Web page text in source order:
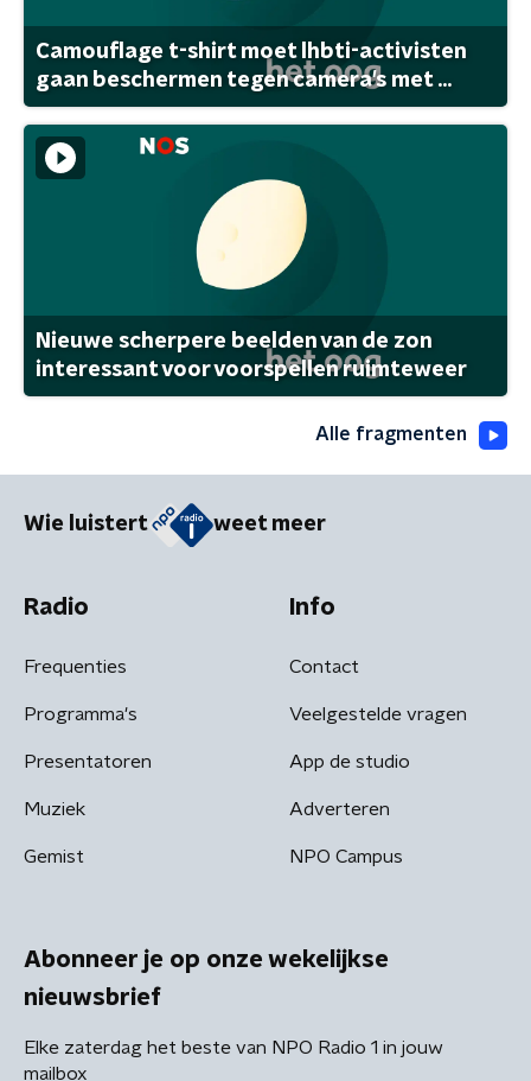
Camouflage t-shirt moet lhbti-activisten
gaan beschermen tegen camera's met ...
Nieuwe scherpere beelden van de zon
interessant voor voorspellen ruimteweer
Alle fragmenten
Wie luistert weet meer
Radio
Frequenties
Programma's
Presentatoren
Muziek
Gemist
Info
Contact
Veelgestelde vragen
App de studio
Adverteren
NPO Campus
Abonneer je op onze wekelijkse
nieuwsbrief
Elke zaterdag het beste van NPO Radio 1 in jouw
mailbox